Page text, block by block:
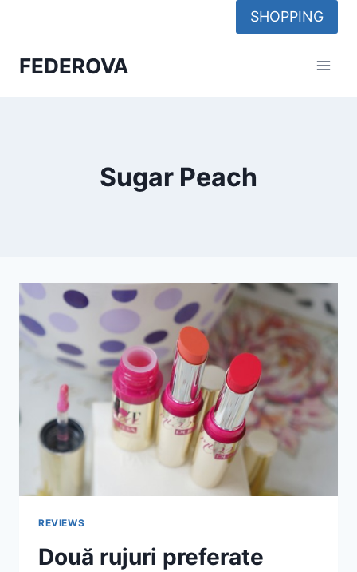
SHOPPING
FEDEROVA
Sugar Peach
REVIEWS
Două rujuri preferate